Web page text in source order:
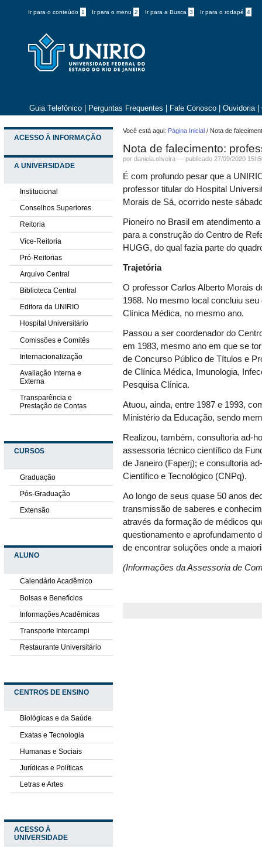
Ir para o conteúdo 1 Ir para o menu 2 Ir para a Busca 3 Ir para o rodapé 4
Guia Telefônico Perguntas Frequentes Fale Conosco Ouvidoria
ACESSO À INFORMAÇÃO
A UNIVERSIDADE
Institucional
Conselhos Superiores
Reitoria
Vice-Reitoria
Pró-Reitorias
Arquivo Central
Biblioteca Central
Editora da UNIRIO
Hospital Universitário
Comissões e Comitês
Internacionalização
Avaliação Interna e
Externa
Transparência e
Prestação de Contas
CURSOS
Graduação
Pós-Graduação
Extensão
ALUNO
Calendário Acadêmico
Bolsas e Benefícios
Informações Acadêmicas
Transporte Intercampi
Restaurante Universitário
CENTROS DE ENSINO
Biológicas e da Saúde
Exatas e Tecnologia
Humanas e Sociais
Jurídicas e Políticas
Letras e Artes
ACESSO À
UNIVERSIDADE
Você está aqui: Página Inicial / Nota de
Nota de falecimento:
por daniela.oliveira —publicado 27/09/2020
É com profundo pesar que a
professor titular do Hospital
Morais de Sá, ocorrido neste
Pioneiro no Brasil em atendimento
para a construção do Centro de
HUGG, do qual fazia parte do
Trajetória
O professor Carlos Alberto Morais
1968. No mesmo local concluiu
Clínica Médica, no mesmo ano.
Passou a ser coordenador do
em 1983, mesmo ano em que se
de Concurso Público de Títulos e
de Clínica Médica, Imunologia,
Pesquisa Clínica.
Atuou, ainda, entre 1987 e 1993,
Ministério da Educação, sendo
Realizou, também, consultoria ad-
assessoria técnico científico da
de Janeiro (Faperj); e consultoria
Científico e Tecnológico (CNPq).
Ao longo de seus quase 50 anos
transmissão de saberes e
através da formação de médicos
questionamento e aprofundamento
de encontrar soluções onde a
(Informações da Assessoria de